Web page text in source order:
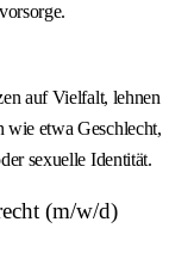
auf Vielfalt, lehnen
etwa Geschlecht,
sexuelle Identität.
(m/w/d)